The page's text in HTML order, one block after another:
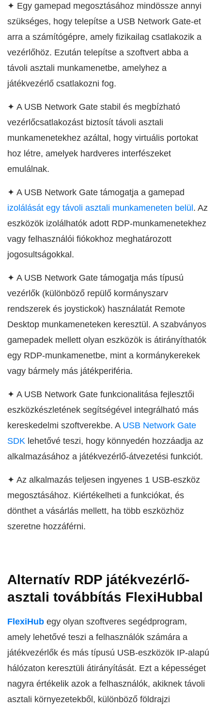
✦ Egy gamepad megosztásához mindössze annyi
szükséges, hogy telepítse a USB Network Gate-et
arra a számítógépre, amely fizikailag csatlakozik a
vezérlőhöz. Ezután telepítse a szoftvert abba a
távoli asztali munkamenetbe, amelyhez a
játékvezérlő csatlakozni fog.
✦ A USB Network Gate stabil és megbízható
vezérlőcsatlakozást biztosít távoli asztali
munkamenetekhez azáltal, hogy virtuális portokat
hoz létre, amelyek hardveres interfészeket
emulálnak.
✦ A USB Network Gate támogatja a gamepad
izolálását egy távoli asztali munkameneten belül. Az
eszközök izolálhatók adott RDP-munkamenetekhez
vagy felhasználói fiókokhoz meghatározott
jogosultságokkal.
✦ A USB Network Gate támogatja más típusú
vezérlők (különböző repülő kormányszarv
rendszerek és joystickok) használatát Remote
Desktop munkameneteken keresztül. A szabványos
gamepadek mellett olyan eszközök is átirányíthatók
egy RDP-munkamenetbe, mint a kormánykerekek
vagy bármely más játékperiféria.
✦ A USB Network Gate funkcionalitása fejlesztői
eszközkészletének segítségével integrálható más
kereskedelmi szoftverekbe. A USB Network Gate
SDK lehetővé teszi, hogy könnyedén hozzáadja az
alkalmazásához a játékvezérlő-átvezetési funkciót.
✦ Az alkalmazás teljesen ingyenes 1 USB-eszköz
megosztásához. Kiértékelheti a funkciókat, és
dönthet a vásárlás mellett, ha több eszközhöz
szeretne hozzáférni.
Alternatív RDP játékvezérlő-
asztali továbbítás FlexiHubbal
FlexiHub egy olyan szoftveres segédprogram,
amely lehetővé teszi a felhasználók számára a
játékvezérlők és más típusú USB-eszközök IP-alapú
hálózaton keresztüli átirányítását. Ezt a képességet
nagyra értékelik azok a felhasználók, akiknek távoli
asztali környezetekből, különböző földrajzi